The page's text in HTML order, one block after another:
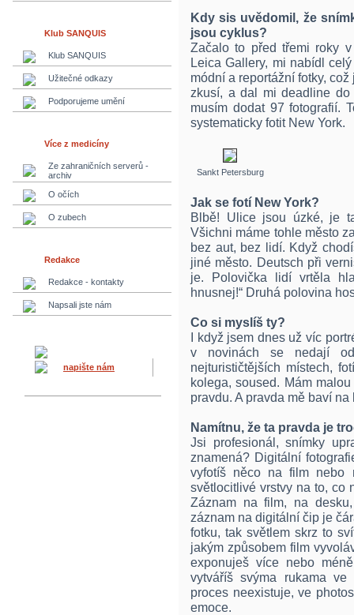
Klub SANQUIS
Klub SANQUIS
Užitečné odkazy
Podporujeme umění
Více z medicíny
Ze zahraničních serverů -
archiv
O očích
O zubech
Redakce
Redakce - kontakty
Napsali jste nám
napište nám
Kdy sis uvědomil, že
jsou cyklus?
Začalo to před třemi roky
Leica Gallery, mi nabídl
módní a reportážní fotky,
zkusí, a dal mi deadline
musím dodat 97 fotografií.
systematicky fotit New York.
Sankt Petersburg
Jak se fotí New York?
Blbě! Ulice jsou úzké, je
Všichni máme tohle město
bez aut, bez lidí. Když
jiné město. Deutsch při
je. Polovička lidí vrtěla
hnusnej!“ Druhá polovina
Co si myslíš ty?
I když jsem dnes už víc
v novinách se nedají
nejturističtějších místech,
kolega, soused. Mám
pravdu. A pravda mě baví
Namítnu, že ta pravda je
Jsi profesionál, snímky
znamená? Digitální
vyfotíš něco na film nebo
světlocitlivé vrstvy na to, co
Záznam na film, na
záznam na digitální čip je
fotku, tak světlem skrz to
jakým způsobem film
exponuješ více nebo
vytváříš svýma rukama ve
proces neexistuje, ve
emoce.